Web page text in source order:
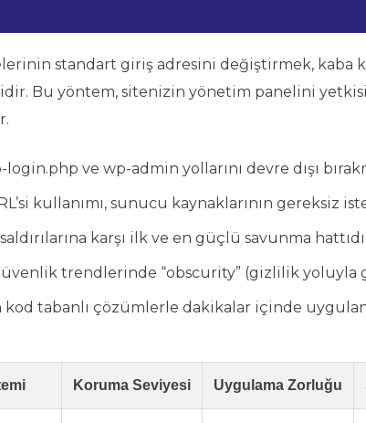
standart giriş adresini değiştirmek, kaba
Bu yöntem, sitenizin yönetim panelini
ve wp-admin yollarını devre dışı
kullanımı, sunucu kaynaklarının gereksiz
karşı ilk ve en güçlü savunma
trendlerinde “obscurity” (gizlilik yoluyla
kod tabanlı çözümlerle dakikalar içinde
Koruma Seviyesi Uygulama Zorluğu